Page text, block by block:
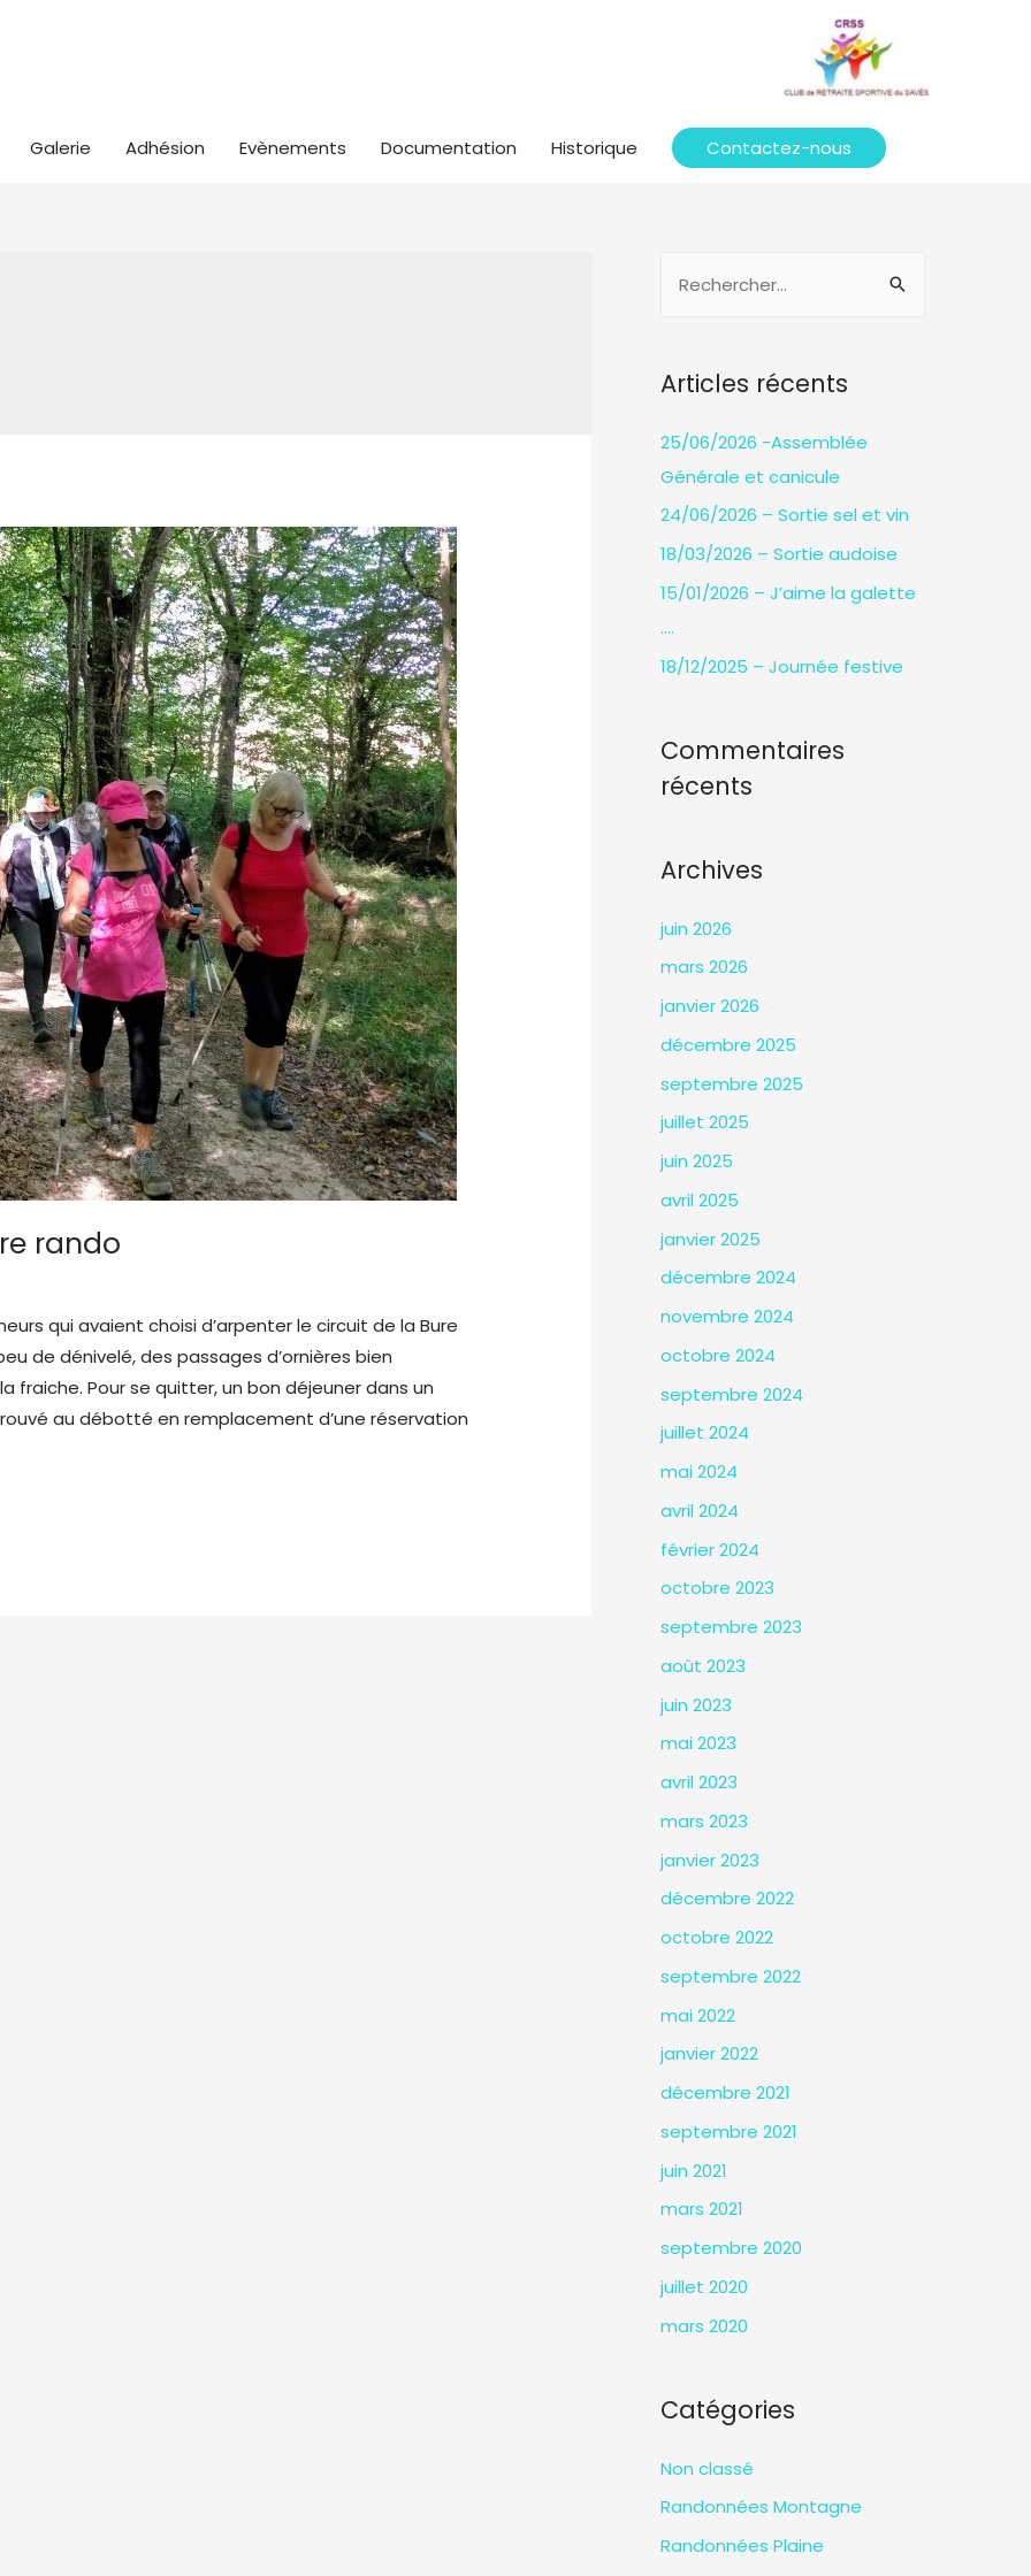
Galerie Adhésion Evènements Documentation Historique Contactez-nous
rando
qui avaient choisi d’arpenter le circuit de la Bure
de dénivelé, des passages d’ornières bien
fraiche. Pour se quitter, un bon déjeuner dans un
au débotté en remplacement d’une réservation
h
r
c
h
e
Articles récents
25/06/2026 -Assemblée
Générale et canicule
24/06/2026 – Sortie sel et vin
18/03/2026 – Sortie audoise
15/01/2026 – J’aime la galette
….
18/12/2025 – Journée festive
Commentaires
récents
Archives
juin 2026
mars 2026
janvier 2026
décembre 2025
septembre 2025
juillet 2025
juin 2025
avril 2025
janvier 2025
décembre 2024
novembre 2024
octobre 2024
septembre 2024
juillet 2024
mai 2024
avril 2024
février 2024
octobre 2023
septembre 2023
août 2023
juin 2023
mai 2023
avril 2023
mars 2023
janvier 2023
décembre 2022
octobre 2022
septembre 2022
mai 2022
janvier 2022
décembre 2021
septembre 2021
juin 2021
mars 2021
septembre 2020
juillet 2020
mars 2020
Catégories
Non classé
Randonnées Montagne
Randonnées Plaine